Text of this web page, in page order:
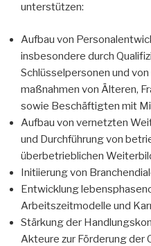
unterstützen:
Aufbau von
insbesondere durch
Schlüsselpersonen und
maßnahmen von Älteren,
sowie Beschäftigten mit
Aufbau von vernetzten
und Durchführung von
überbetrieblichen
Initiierung von
Entwicklung
Arbeitszeitmodelle und
Stärkung der
Akteure zur Förderung der